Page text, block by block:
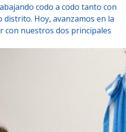
codo a codo tanto con
Hoy, avanzamos en la
con nuestros dos principales